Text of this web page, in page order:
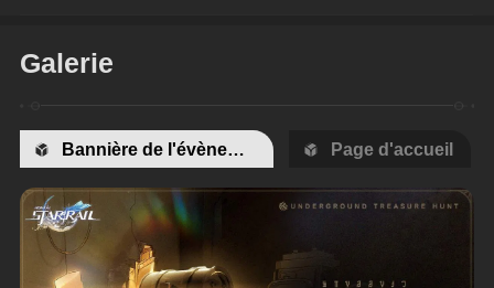
Galerie
Bannière de l'évènement Page d'accueil